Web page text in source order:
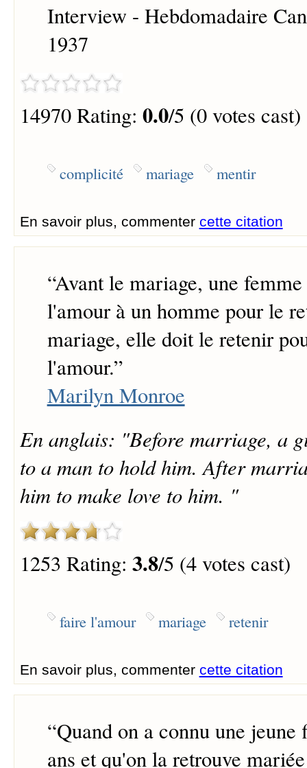
Interview - Hebdomadaire
1937
14970 Rating: 0.0/5 (0 votes cast)
complicité mariage mentir
En savoir plus, commenter cette citation
“Avant le mariage, une
l'amour à un homme pour le
mariage, elle doit le retenir
l'amour.”
Marilyn Monroe
En anglais: "Before marriage, a
to a man to hold him. After
him to make love to him. "
1253 Rating: 3.8/5 (4 votes cast)
faire l'amour mariage retenir
En savoir plus, commenter cette citation
“Quand on a connu une
ans et qu'on la retrouve